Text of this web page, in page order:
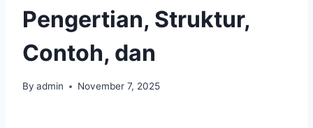
Pengertian, Struktur,
Contoh, dan
By admin November 7, 2025